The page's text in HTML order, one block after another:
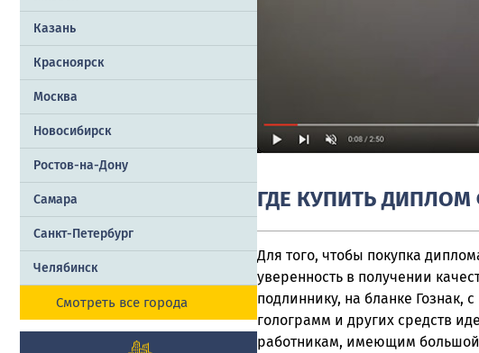
Казань
Красноярск
Москва
Новосибирск
Ростов-на-Дону
Самара
Санкт-Петербург
Челябинск
Смотреть все города
ГДЕ КУПИТЬ
Для того, чтобы покупка
уверенность в получении
подлиннику, на бланке
голограмм и других средств
работникам, имеющим